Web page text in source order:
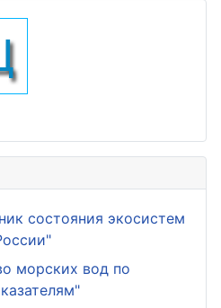
состояния экосистем
морских вод по